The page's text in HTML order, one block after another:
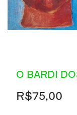
O BARDI
R$75,00